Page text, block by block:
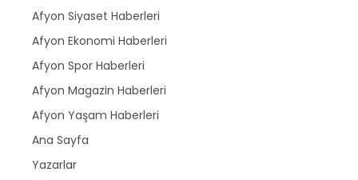
Afyon Siyaset Haberleri
Afyon Ekonomi Haberleri
Afyon Spor Haberleri
Afyon Magazin Haberleri
Afyon Yaşam Haberleri
Ana Sayfa
Yazarlar